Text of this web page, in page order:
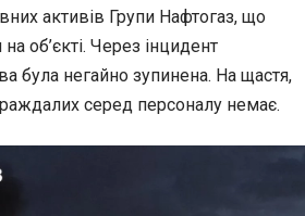
активів Групи Нафтогаз, що
об’єкті. Через інцидент
була негайно зупинена. На щастя,
серед персоналу немає.